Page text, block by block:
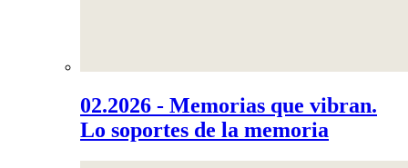
02.2026 - Memorias que vibran.
Lo soportes de la memoria